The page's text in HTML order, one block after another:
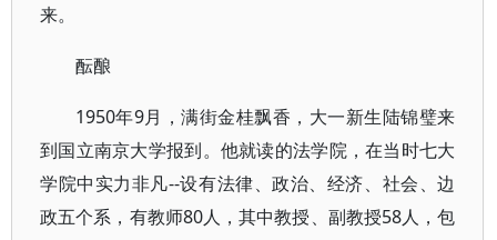
来。
酝酿
1950年9月，满街金桂飘香，大一新生陆锦璧来
到国立南京大学报到。他就读的法学院，在当时七大
学院中实力非凡--设有法律、政治、经济、社会、边
政五个系，有教师80人，其中教授、副教授58人，包